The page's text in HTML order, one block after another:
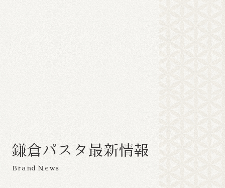
鎌倉パ ス タ最新情報
Brand News